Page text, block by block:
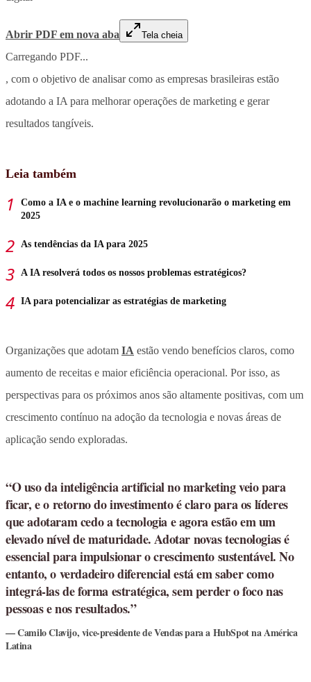
Abrir PDF em nova aba Tela cheia
Carregando PDF...
, com o objetivo de analisar como as empresas brasileiras estão
adotando a IA para melhorar operações de marketing e gerar
resultados tangíveis.
Leia também
Como a IA e o machine learning revolucionarão o marketing em
2025
As tendências da IA para 2025
A IA resolverá todos os nossos problemas estratégicos?
IA para potencializar as estratégias de marketing
Organizações que adotam IA estão vendo benefícios claros, como
aumento de receitas e maior eficiência operacional. Por isso, as
perspectivas para os próximos anos são altamente positivas, com um
crescimento contínuo na adoção da tecnologia e novas áreas de
aplicação sendo exploradas.
“O uso da inteligência artificial no marketing veio para
ficar, e o retorno do investimento é claro para os líderes
que adotaram cedo a tecnologia e agora estão em um
elevado nível de maturidade. Adotar novas tecnologias é
essencial para impulsionar o crescimento sustentável. No
entanto, o verdadeiro diferencial está em saber como
integrá-las de forma estratégica, sem perder o foco nas
pessoas e nos resultados.”
Camilo Clavijo, vice-presidente de Vendas para a HubSpot na América
Latina